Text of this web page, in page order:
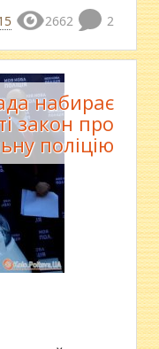
2662 2
набирає
закон про
поліцію